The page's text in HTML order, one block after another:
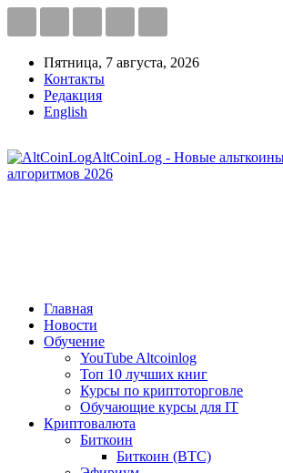
Пятница, 7 августа, 2026
Контакты
Редакция
English
AltCoinLog - Новые
алгоритмов 2026
Главная
Новости
Обучение
YouTube Altcoinlog
Топ 10 лучших книг
Курсы по криптоторговле
Обучающие курсы для IT
Криптовалюта
Биткоин
Биткоин (BTC)